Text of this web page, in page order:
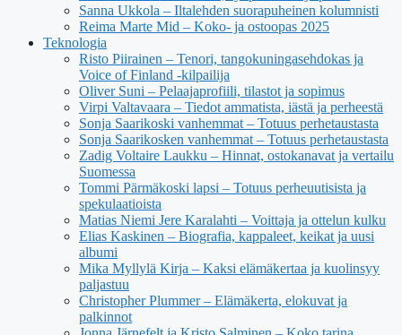
Sanna Ukkola – Iltalehden suorapuheinen kolumnisti
Reima Marte Mid – Koko- ja ostoopas 2025
Teknologia
Risto Piirainen – Tenori, tangokuningasehdokas ja
Voice of Finland -kilpailija
Oliver Suni – Pelaajaprofiili, tilastot ja sopimus
Virpi Valtavaara – Tiedot ammatista, iästä ja perheestä
Sonja Saarikoski vanhemmat – Totuus perhetaustasta
Sonja Saarikosken vanhemmat – Totuus perhetaustasta
Zadig Voltaire Laukku – Hinnat, ostokanavat ja vertailu
Suomessa
Tommi Pärmäkoski lapsi – Totuus perheuutisista ja
spekulaatioista
Matias Niemi Jere Karalahti – Voittaja ja ottelun kulku
Elias Kaskinen – Biografia, kappaleet, keikat ja uusi
albumi
Mika Myllylä Kirja – Kaksi elämäkertaa ja kuolinsyy
paljastuu
Christopher Plummer – Elämäkerta, elokuvat ja
palkinnot